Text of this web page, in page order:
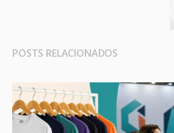
POSTS RELACIONADOS